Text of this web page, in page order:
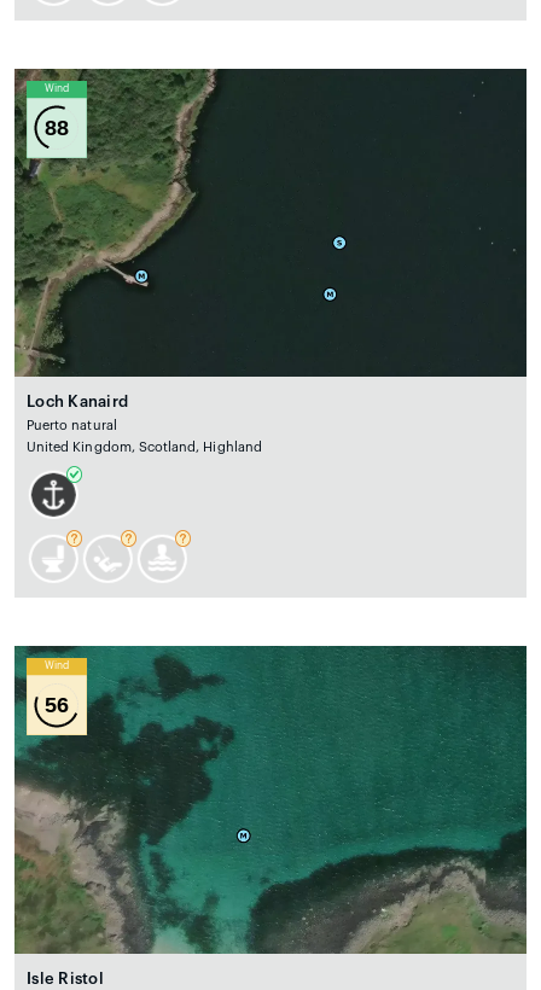
Wind
88
Loch Kanaird
Puerto natural
United Kingdom, Scotland, Highland
Wind
56
Isle Ristol